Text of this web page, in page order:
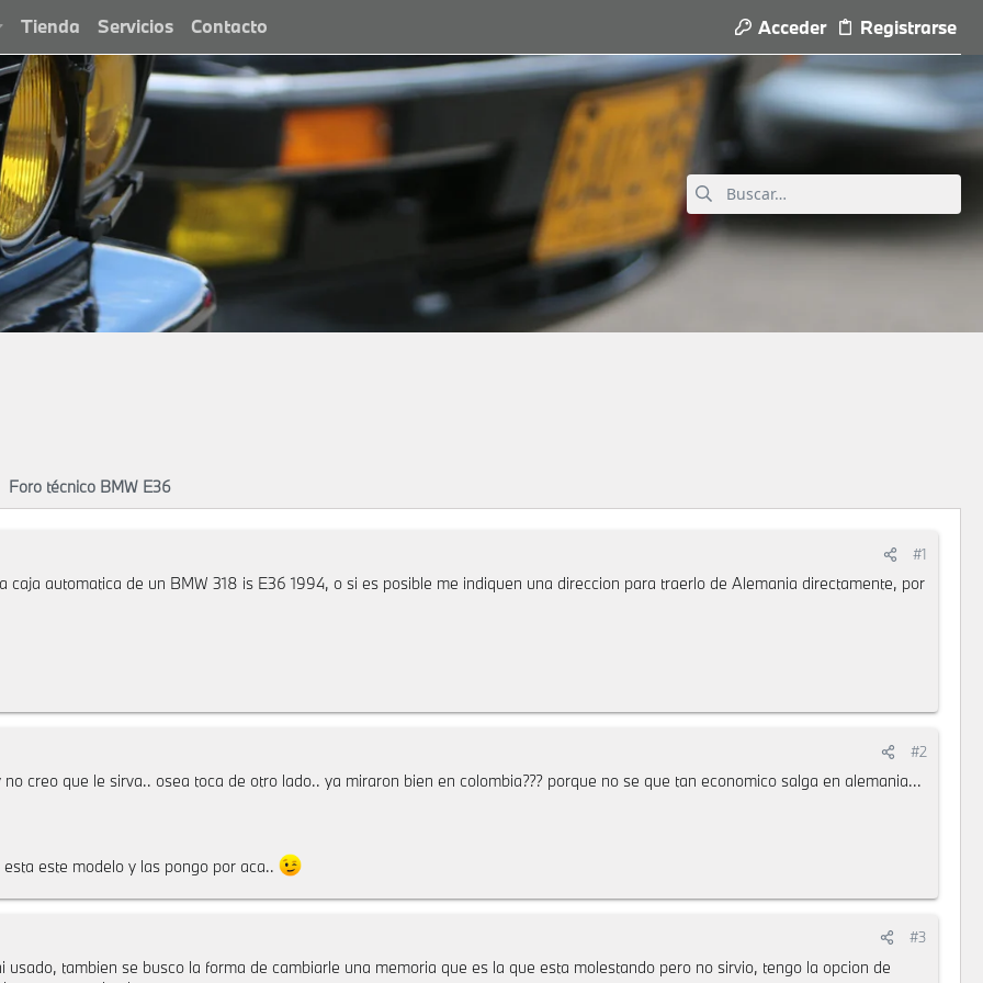
Tienda Servicios Contacto Acceder Registrarse
Foro técnico BMW E36
#1
caja automatica de un BMW 318 is E36 1994, o si es posible me indiquen una direccion para traerlo de Alemania directamente, por
#2
creo que le sirva.. osea toca de otro lado.. ya miraron bien en colombia??? porque no se que tan economico salga en alemania...
este modelo y las pongo por aca..
#3
usado, tambien se busco la forma de cambiarle una memoria que es la que esta molestando pero no sirvio, tengo la opcion de